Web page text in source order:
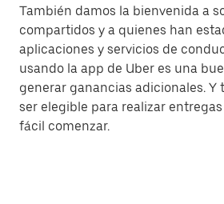
También damos la bienvenida a
compartidos y a quienes han
aplicaciones y servicios de
usando la app de Uber es una
generar ganancias adicionales. Y
ser elegible para realizar entregas
fácil comenzar.